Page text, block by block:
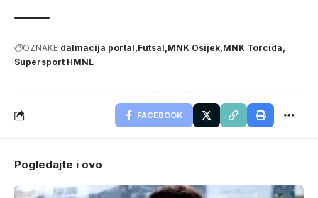
OZNAKE dalmacija portal Futsal MNK Osijek MNK Torcida
Supersport HMNL
FACEBOOK
Pogledajte i ovo